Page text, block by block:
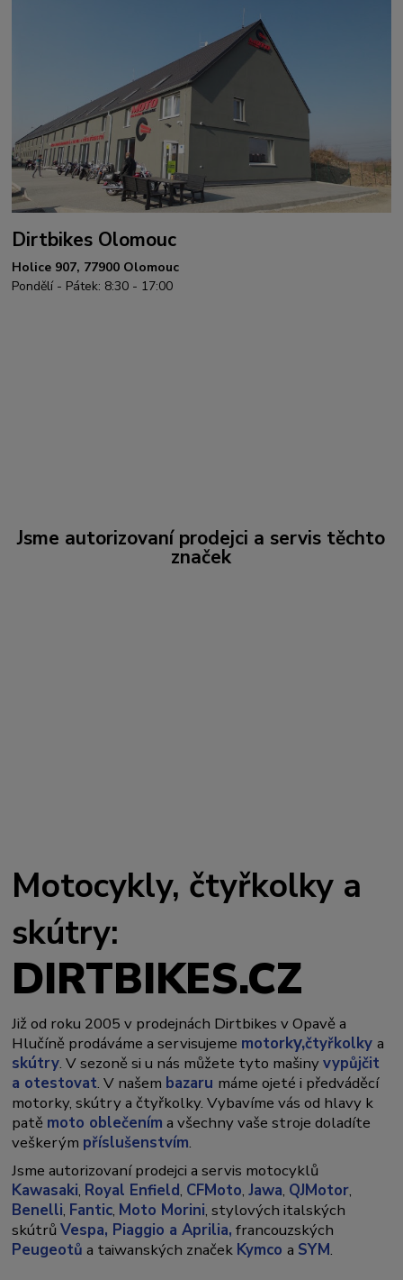
Dirtbikes Olomouc
Holice 907, 77900 Olomouc
Pondělí - Pátek: 8:30 - 17:00
Jsme autorizovaní prodejci a servis těchto
značek
Motocykly, čtyřkolky a
skútry:
DIRTBIKES.CZ
Již od roku 2005 v prodejnách Dirtbikes v Opavě a
Hlučíně prodáváme a servisujeme motorky,čtyřkolkya
skútry. V sezoně si u nás můžete tyto mašinyvypůjčit
a otestovat. V našem bazaru máme ojeté i předváděcí
motorky, skútry a čtyřkolky. Vybavíme vás od hlavy k
patě moto oblečením a všechny vaše stroje doladíte
veškerým příslušenstvím.
Jsme autorizovaní prodejci a servis motocyklů
Kawasaki, Royal Enfield, CFMoto,Jawa, QJMotor,
Benelli, Fantic, Moto Morini, stylových italských
skútrůVespa, Piaggio a Aprilia, francouzských
Peugeotů a taiwanských značek Kymcoa SYM.